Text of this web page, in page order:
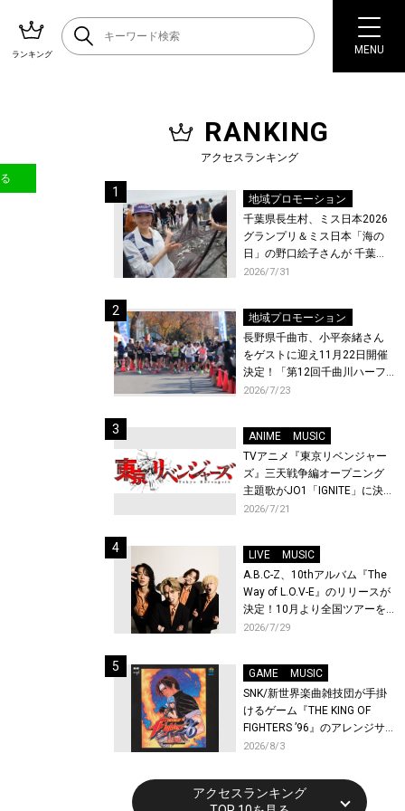
ランキング MENU
RANKING
アクセスランキング
地域プロモーション
千葉県長生村、ミス日本2026
グランプリ＆ミス日本「海の
日」の野口絵子さんが 千葉県
唯一の村・長生村で地引網を
2026/7/31
地域プロモーション
長野県千曲市、小平奈緒さん
をゲストに迎え11月22日開催
決定！「第12回千曲川ハーフ
マラソン」エントリー受付開
2026/7/23
ANIME
MUSIC
TVアニメ『東京リベンジャー
ズ』三天戦争編オープニング
主題歌がJO1「IGNITE」に決
定！メンバー全員から喜びと
先行上映会を開催！
2026/7/21
LIVE
MUSIC
A.B.C-Z、10thアルバム『The
Way of L.O.V-E』のリリースが
決定！10月より全国ツアーを
開催！
2026/7/29
GAME
MUSIC
SNK/新世界楽曲雑技団が手掛
けるゲーム『THE KING OF
FIGHTERS ’96』のアレンジサ
ウンドトラックが配信開始！
2026/8/3
アクセスランキング